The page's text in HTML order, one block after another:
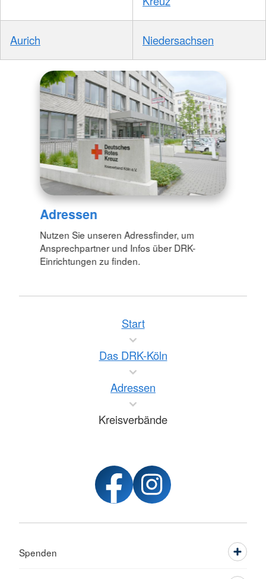
Aurich Niedersachsen
Adressen
Nutzen Sie unseren Adressfinder, um
Ansprechpartner und Infos über DRK-
Einrichtungen zu finden.
Start
Das DRK-Köln
Adressen
Kreisverbände
Spenden